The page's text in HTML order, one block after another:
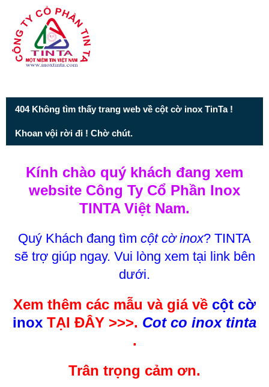
Từ mục này trở xuống là mã nguồn Zalo
404 Không tìm thấy trang web về cột cờ inox TinTa !
Khoan vội rời đi ! Chờ chút.
Kính chào quý khách đang xem
website Công Ty Cổ Phần Inox
TINTA Việt Nam.
Quý Khách đang tìm cột cờ inox? TINTA
sẽ trợ giúp ngay. Vui lòng xem tại link bên
dưới.
Xem thêm các mẫu và giá về cột cờ
inox TẠI ĐÂY >>>. Cot co inox tinta
.
Trân trọng cảm ơn.